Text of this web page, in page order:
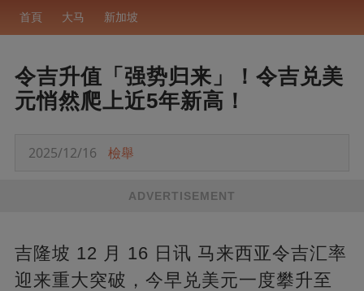
首頁 大马 新加坡
令吉升值「强势归来」！令吉兑美
元悄然爬上近5年新高！
2025/12/16 檢舉
ADVERTISEMENT
吉隆坡 12 月 16 日讯 马来西亚令吉汇率
迎来重大突破，今早兑美元一度攀升至